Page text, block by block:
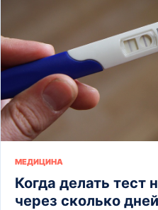
МЕДИЦИНА
Когда делать тест
через сколько